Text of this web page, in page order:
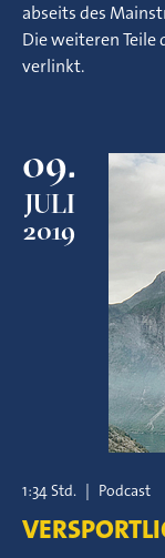
abseits des
Die weiteren Teile
verlinkt.
09.
JULI
2019
1:34 Std. | Podcast